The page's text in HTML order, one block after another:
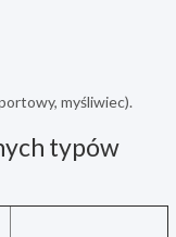
myśliwiec).
typów